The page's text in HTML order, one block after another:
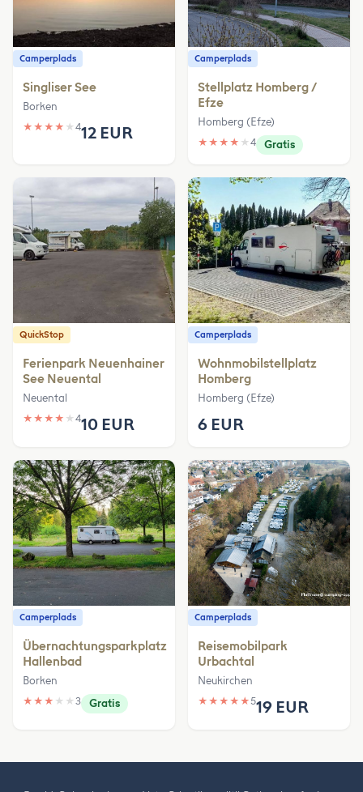
Camperplads
Singliser See
Borken
★ ★ ★ ★ ★ 412 EUR
Camperplads
Stellplatz Homberg /
Efze
Homberg (Efze)
★ ★ ★ ★ ★ 4 Gratis
QuickStop
Ferienpark Neuenhainer
See Neuental
Neuental
★ ★ ★ ★ ★ 410 EUR
Camperplads
Wohnmobilstellplatz
Homberg
Homberg (Efze)
6 EUR
Camperplads
Übernachtungsparkplatz
Hallenbad
Borken
★ ★ ★ ★ ★ 3 Gratis
Camperplads
Reisemobilpark
Urbachtal
Neukirchen
★ ★ ★ ★ ★519 EUR